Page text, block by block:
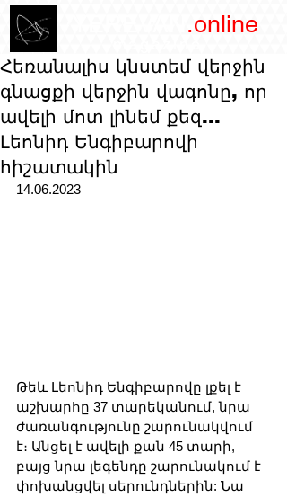
.online
Հեռանալիս կնստեմ վերջին
գնացքի վերջին վագոնը, որ
ավելի մոտ լինեմ քեզ...
Լեոնիդ Ենգիբարովի
հիշատակին
14.06.2023
Թեև Լեոնիդ Ենգիբարովը լքել է
աշխարհը 37 տարեկանում, նրա
ժառանգությունը շարունակվում
է։ Անցել է ավելի քան 45 տարի,
բայց նրա լեգենդը շարունակում է
փոխանցվել սերունդներին: Նա